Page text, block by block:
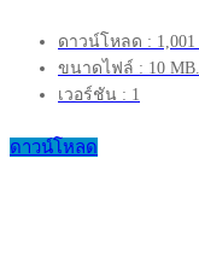
ดาวน์โหลด : 1,001
ขนาดไฟล์ : 10 MB.
เวอร์ชัน : 1
ดาวน์โหลด